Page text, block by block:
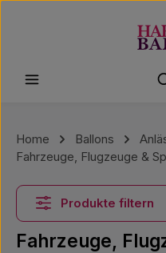
Home Ballons
Fahrzeuge, Flugzeuge &
Produkte filtern
Fahrzeuge,